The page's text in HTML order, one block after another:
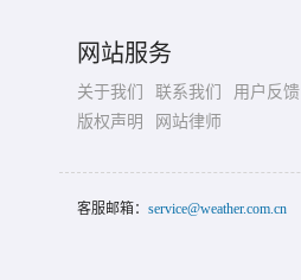
网站服务
关于我们 联系我们
用户反馈
版权声明
网站律师
客服邮箱： service@weather.com.cn